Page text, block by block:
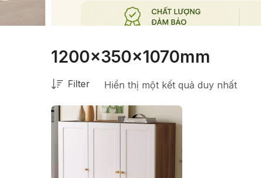
1200x350x1070mm
Hiển thị một kết quả duy nhất
Filter